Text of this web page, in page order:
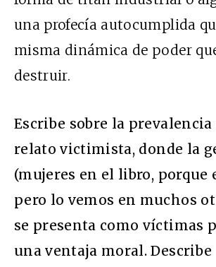
una profecía autocumplida
misma dinámica de poder
destruir.
Escribe sobre la prevalencia
relato victimista, donde la
(mujeres en el libro, porque
pero lo vemos en muchos
se presenta como víctimas
una ventaja moral. Describe